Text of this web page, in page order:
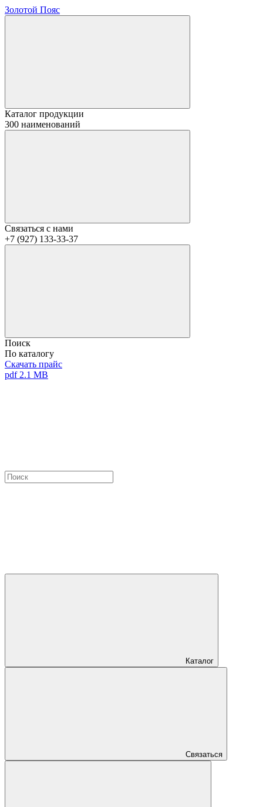
Золотой Пояс
Каталог продукции
300 наименований
Связаться с нами
+7 (927) 133-33-37
Поиск
По каталогу
Скачать прайс
pdf 2.1 MB
Каталог
Связаться